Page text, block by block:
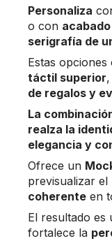
Personaliza
o con
serigrafía de
Estas
táctil superior
de regalos y
La
realza la
elegancia y
Ofrece un
previsualizar
coherente en
El resultado es
fortalece la